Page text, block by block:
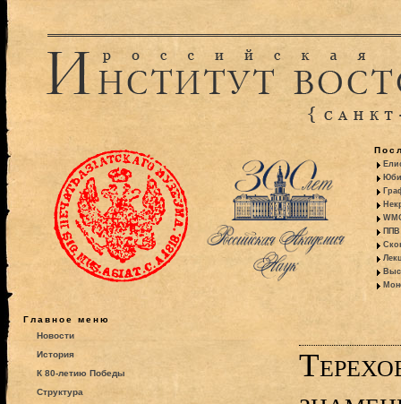
ППВ
Главное меню
Новости
История
К 80-летию Победы
Структура